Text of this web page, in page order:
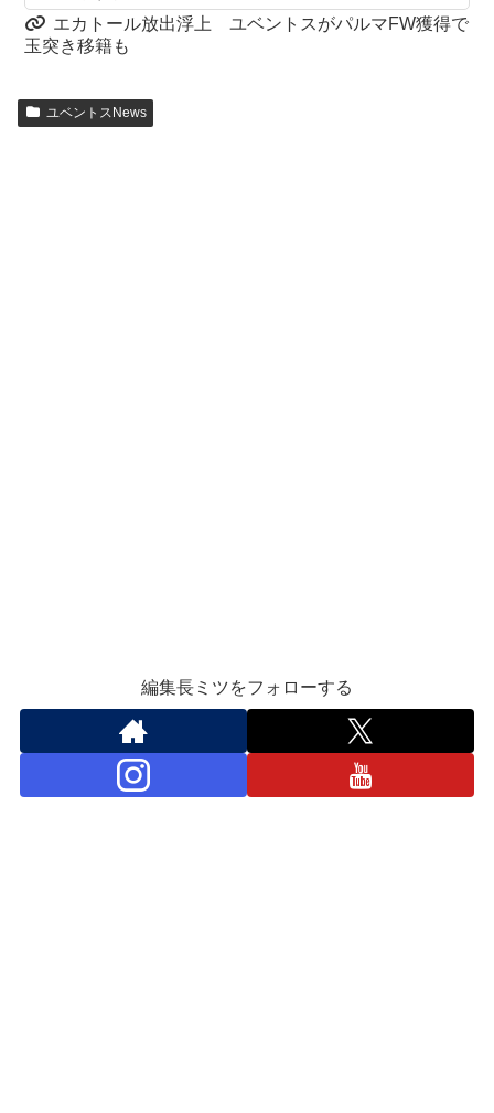
エカトール放出浮上 ユベントスがパルマFW獲得で
玉突き移籍も
ユベントスNews
編集長ミツをフォローする